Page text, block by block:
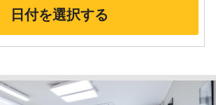
日付を選択する